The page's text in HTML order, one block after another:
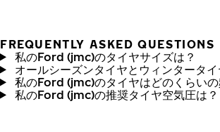
FREQUENTLY ASKED QUESTIONS
私のFord (jmc)のタイヤサイズは？
オールシーズンタイヤとウィンタータイ
私のFord (jmc)のタイヤはどのくらい
私のFord (jmc)の推奨タイヤ空気圧は？